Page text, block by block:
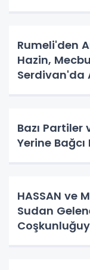
Rumeli'den
Hazin,
Serdivan'da
Bazı Partiler
Yerine
HASSAN ve
Sudan